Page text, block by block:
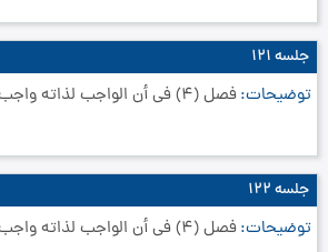
جلسه ۱۲۱
توضیحات فصل (4) في أن الواجب لذاته واجب من جميع جهاته‏
جلسه ۱۲۲
توضیحات فصل (4) في أن الواجب لذاته واجب من جميع جهاته‏